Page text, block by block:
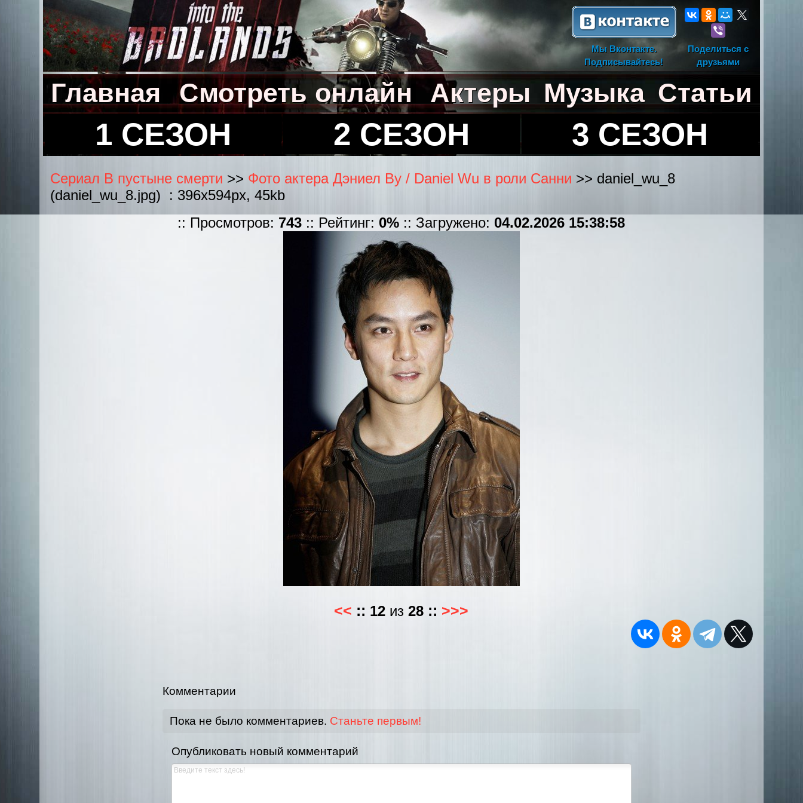
Мы Вконтакте.
Подписывайтесь!
Поделиться с
друзьями
Главная Смотреть онлайн Актеры Музыка Статьи
1 СЕЗОН 2 СЕЗОН 3 СЕЗОН
Сериал В пустыне смерти >> Фото актера Дэниел Ву / Daniel Wu в роли Санни >> daniel_wu_8
(daniel_wu_8.jpg) : 396x594px, 45kb
:: Просмотров: 743 :: Рейтинг: 0% :: Загружено: 04.02.2026 15:38:58
<< :: 12 из28 :: >>>
Комментарии
Пока не было комментариев. Станьте первым!
Опубликовать новый комментарий